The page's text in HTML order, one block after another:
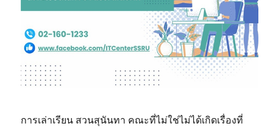
การเล่าเรียน สวนสุนันทา คณะที่ไม่ใช่ไม่ได้เกิดเรื่องที่